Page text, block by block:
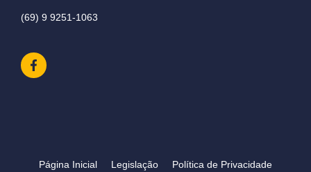
(69) 9 9251-1063
Página Inicial Legislação Política de Privacidade